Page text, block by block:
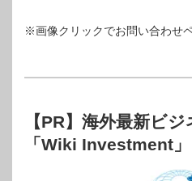
※画像クリックでお問い合わせ
【PR】海外最新ビ
「Wiki Investment」